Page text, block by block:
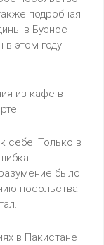
подробная
в Буэнос
в этом году
из кафе в
себе. Только в
было
посольства
в Пакистане